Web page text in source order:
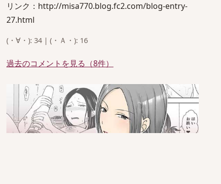
リンク：http://misa770.blog.fc2.com/blog-entry-
27.html
(・∀・): 34 | (・Ａ・): 16
過去のコメントを見る（8件）